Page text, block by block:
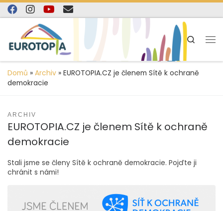
content
Skip to content
Search
Domů » Archiv » EUROTOPIA.CZ je členem Sítě k ochraně
demokracie
ARCHIV
EUROTOPIA.CZ je členem Sítě k ochraně
demokracie
Stali jsme se členy Sítě k ochraně demokracie. Pojďte ji
chránit s námi!